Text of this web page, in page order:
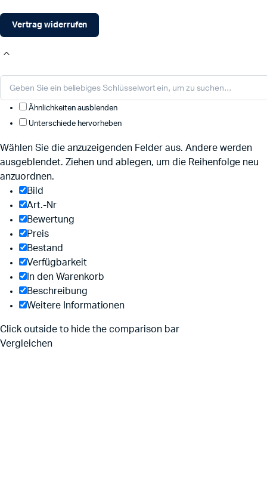
Vertrag widerrufen
Ähnlichkeiten ausblenden
Unterschiede hervorheben
Wählen Sie die anzuzeigenden Felder aus. Andere werden
ausgeblendet. Ziehen und ablegen, um die Reihenfolge neu
anzuordnen.
Bild
Art.-Nr
Bewertung
Preis
Bestand
Verfügbarkeit
In den Warenkorb
Beschreibung
Weitere Informationen
Click outside to hide the comparison bar
Vergleichen